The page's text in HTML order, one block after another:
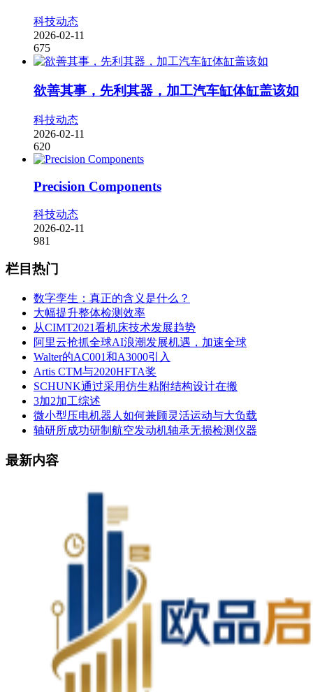
科技动态
2026-02-11
675
欲善其事，先利其器，加工汽车缸体缸盖该如
科技动态
2026-02-11
620
Precision Components
科技动态
2026-02-11
981
栏目热门
数字孪生：真正的含义是什么？
大幅提升整体检测效率
从CIMT2021看机床技术发展趋势
阿里云抢抓全球AI浪潮发展机遇，加速全球
Walter的AC001和A3000引入
Artis CTM与2020HFTA奖
SCHUNK通过采用仿生粘附结构设计在搬
3加2加工综述
微小型压电机器人如何兼顾灵活运动与大负载
轴研所成功研制航空发动机轴承无损检测仪器
最新内容